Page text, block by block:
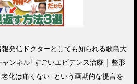
発信ドクターとしても知られる歌島大
ンネル「すごいエビデンス治療 | 整形
老化は痛くない」という画期的な提言を